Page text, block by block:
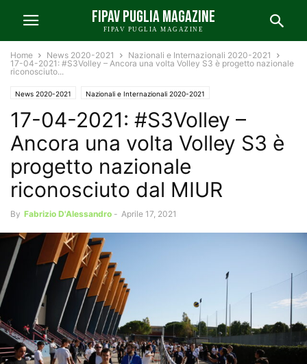
FIPAV PUGLIA MAGAZINE
FIPAV PUGLIA MAGAZINE
Home News 2020-2021
Nazionali e Internazionali 2020-2021
17-04-2021: #S3Volley – Ancora una volta Volley S3 è progetto nazionale
riconosciuto...
News 2020-2021 Nazionali e Internazionali 2020-2021
17-04-2021: #S3Volley –
Ancora una volta Volley S3 è
progetto nazionale
riconosciuto dal MIUR
By Fabrizio D'Alessandro - Aprile 17, 2021